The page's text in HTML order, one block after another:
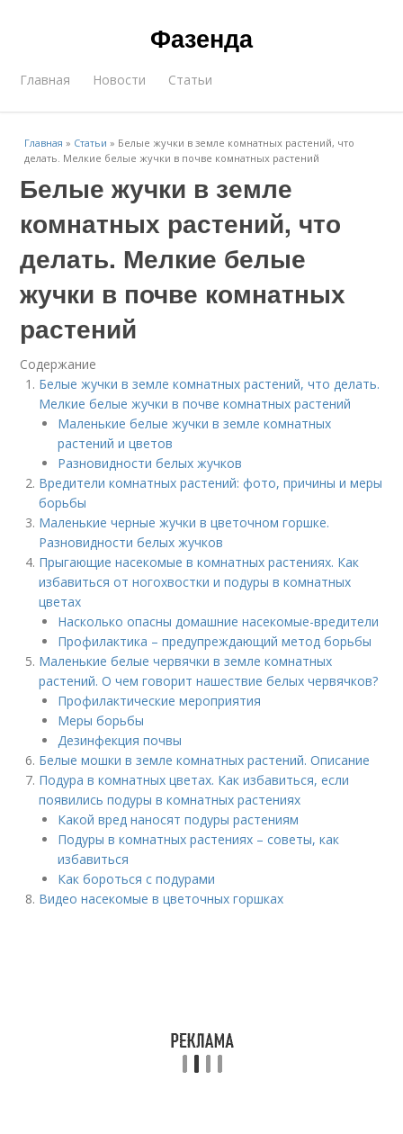
Фазенда
Главная Новости Статьи
Главная » Статьи » Белые жучки в земле комнатных растений, что
делать. Мелкие белые жучки в почве комнатных растений
Белые жучки в земле
комнатных растений, что
делать. Мелкие белые
жучки в почве комнатных
растений
Содержание
Белые жучки в земле комнатных растений, что делать.
Мелкие белые жучки в почве комнатных растений
Маленькие белые жучки в земле комнатных
растений и цветов
Разновидности белых жучков
Вредители комнатных растений: фото, причины и меры
борьбы
Маленькие черные жучки в цветочном горшке.
Разновидности белых жучков
Прыгающие насекомые в комнатных растениях. Как
избавиться от ногохвостки и подуры в комнатных
цветах
Насколько опасны домашние насекомые-вредители
Профилактика – предупреждающий метод борьбы
Маленькие белые червячки в земле комнатных
растений. О чем говорит нашествие белых червячков?
Профилактические мероприятия
Меры борьбы
Дезинфекция почвы
Белые мошки в земле комнатных растений. Описание
Подура в комнатных цветах. Как избавиться, если
появились подуры в комнатных растениях
Какой вред наносят подуры растениям
Подуры в комнатных растениях – советы, как
избавиться
Как бороться с подурами
Видео насекомые в цветочных горшках